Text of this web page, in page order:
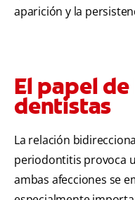
aparición y la
El papel
dentistas
La relación
periodontitis provoca
ambas afecciones se